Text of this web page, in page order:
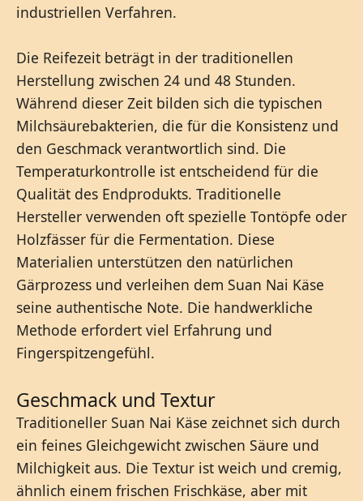
industriellen Verfahren.
Die Reifezeit beträgt in der traditionellen
Herstellung zwischen 24 und 48 Stunden.
Während dieser Zeit bilden sich die typischen
Milchsäurebakterien, die für die Konsistenz und
den Geschmack verantwortlich sind. Die
Temperaturkontrolle ist entscheidend für die
Qualität des Endprodukts. Traditionelle
Hersteller verwenden oft spezielle Tontöpfe oder
Holzfässer für die Fermentation. Diese
Materialien unterstützen den natürlichen
Gärprozess und verleihen dem Suan Nai Käse
seine authentische Note. Die handwerkliche
Methode erfordert viel Erfahrung und
Fingerspitzengefühl.
Geschmack und Textur
Traditioneller Suan Nai Käse zeichnet sich durch
ein feines Gleichgewicht zwischen Säure und
Milchigkeit aus. Die Textur ist weich und cremig,
ähnlich einem frischen Frischkäse, aber mit